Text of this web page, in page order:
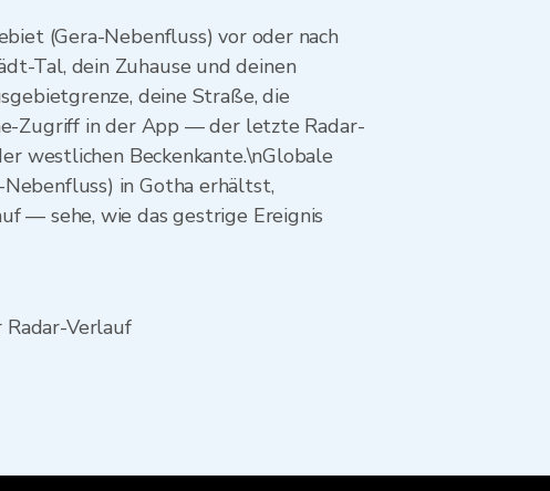
(Gera-Nebenfluss) vor oder nach
Tal, dein Zuhause und deinen
deine Straße, die
Zugriff in der App — der letzte Radar-
westlichen Beckenkante.\nGlobale
in Gotha erhältst,
— sehe, wie das gestrige Ereignis
Verlauf